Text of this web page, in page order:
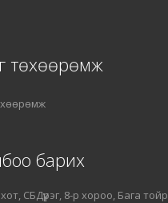
төхөөрөмж
барих
СБДүүрэг, 8-р хороо, Бага